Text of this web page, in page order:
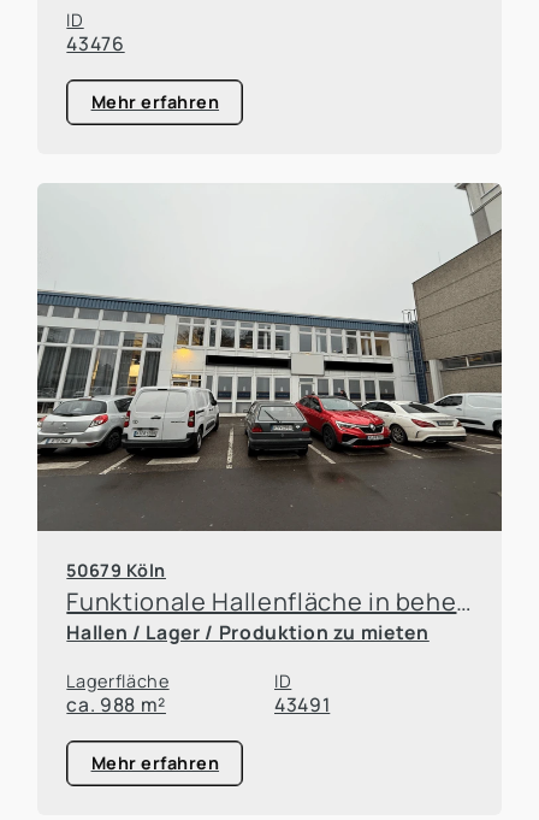
ID
43476
Mehr erfahren
50679 Köln
Funktionale Hallenfläche in beheizter Lagerhalle
Hallen / Lager / Produktion zu mieten
Lagerfläche
ca. 988 m²
ID
43491
Mehr erfahren